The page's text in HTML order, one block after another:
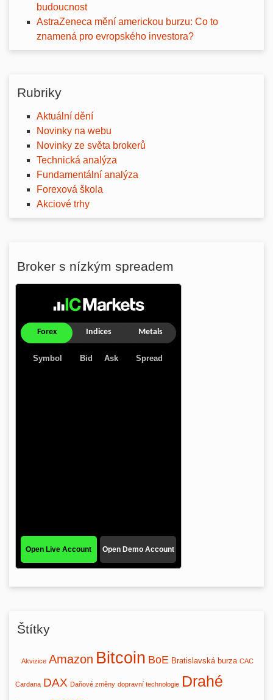
budoucnost
AstraZeneca mění americkou burzu: Co to
znamená pro evropského investora?
Rubriky
Aktuální dění
Novinky na webu
Novinky ze světa brokerů
Technická analýza
Fundamentální analýza
Forexová škola
Akciové trhy
Broker s nízkým spreadem
Štítky
Akvizice Amazon Bitcoin BoE Bratislavská burza CAC
Cardana DAX Daňové změny dopravní technologie Drahé